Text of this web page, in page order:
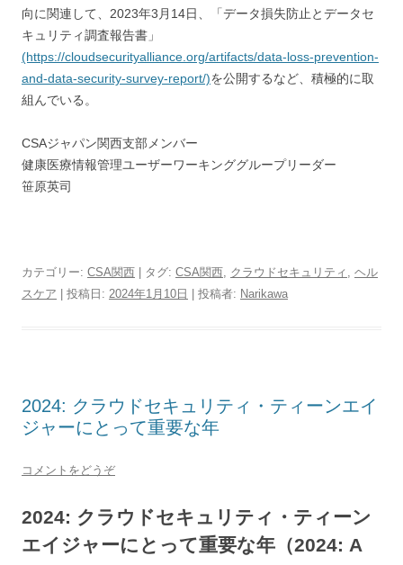
向に関連して、2023年3月14日、「データ損失防止とデータセ
キュリティ調査報告書」
(https://cloudsecurityalliance.org/artifacts/data-loss-prevention-
and-data-security-survey-report/)を公開するなど、積極的に取
組んでいる。
CSAジャパン関西支部メンバー
健康医療情報管理ユーザーワーキンググループリーダー
笹原英司
カテゴリー: CSA関西 | タグ: CSA関西 クラウドセキュリティ
ヘル
スケア | 投稿日: 2024年1月10日 | 投稿者: Narikawa
2024: クラウドセキュリティ・ティーンエイ
ジャーにとって重要な年
コメントをどうぞ
2024: クラウドセキュリティ・ティーン
エイジャーにとって重要な年（2024: A